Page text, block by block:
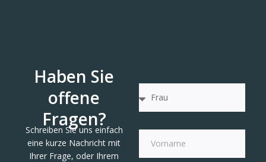
Haben Sie
offene
Fragen?
Schreiben Sie uns einfach
eine kurze Nachricht mit
Ihrer Frage, oder Ihrem